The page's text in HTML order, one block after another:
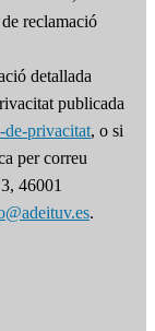
reclamació
detallada
publicada
privacitat, o si
per correu
46001
.